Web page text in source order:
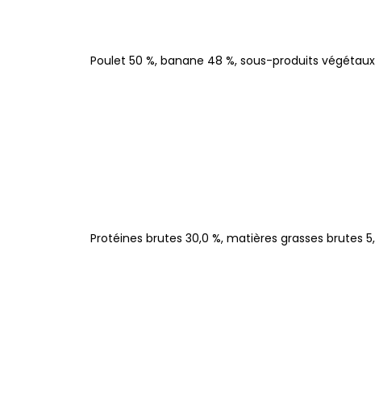
Poulet 50 %, banane 48 %, sous-produits
Protéines brutes 30,0 %, matières grasses brutes